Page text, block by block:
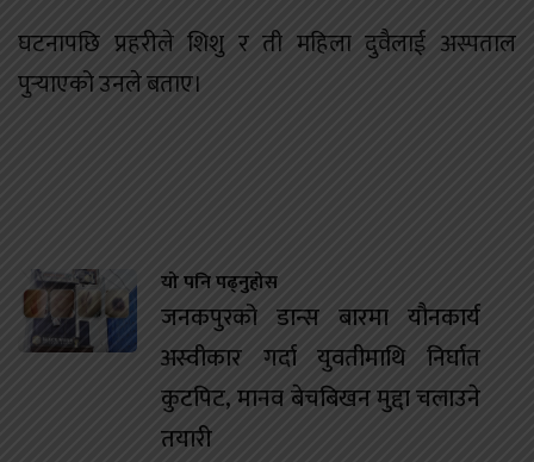
घटनापछि प्रहरीले शिशु र ती महिला दुवैलाई अस्पताल
पुर्‍याएको उनले बताए।
यो पनि पढ्नुहोस
जनकपुरको डान्स बारमा यौनकार्य
अस्वीकार गर्दा युवतीमाथि निर्घात
कुटपिट, मानव बेचबिखन मुद्दा चलाउने
तयारी